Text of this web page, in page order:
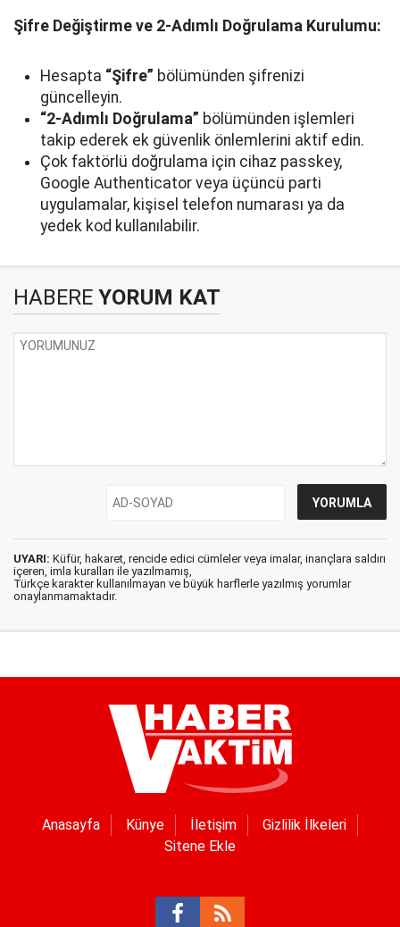
Şifre Değiştirme ve 2-Adımlı Doğrulama Kurulumu:
Hesapta “Şifre” bölümünden şifrenizi
güncelleyin.
“2-Adımlı Doğrulama” bölümünden işlemleri
takip ederek ek güvenlik önlemlerini aktif edin.
Çok faktörlü doğrulama için cihaz passkey,
Google Authenticator veya üçüncü parti
uygulamalar, kişisel telefon numarası ya da
yedek kod kullanılabilir.
HABERE YORUM KAT
UYARI: Küfür, hakaret, rencide edici cümleler veya imalar, inançlara saldırı
içeren, imla kuralları ile yazılmamış,
Türkçe karakter kullanılmayan ve büyük harflerle yazılmış yorumlar
onaylanmamaktadır.
Anasayfa Künye İletişim
Gizlilik İlkeleri
Sitene Ekle